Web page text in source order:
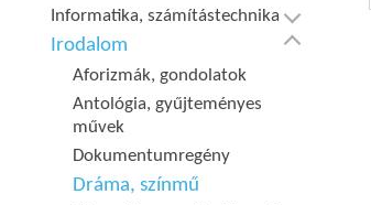
Informatika, számítástechnika
Irodalom
Aforizmák, gondolatok
Antológia, gyűjteményes
művek
Dokumentumregény
Dráma, színmű